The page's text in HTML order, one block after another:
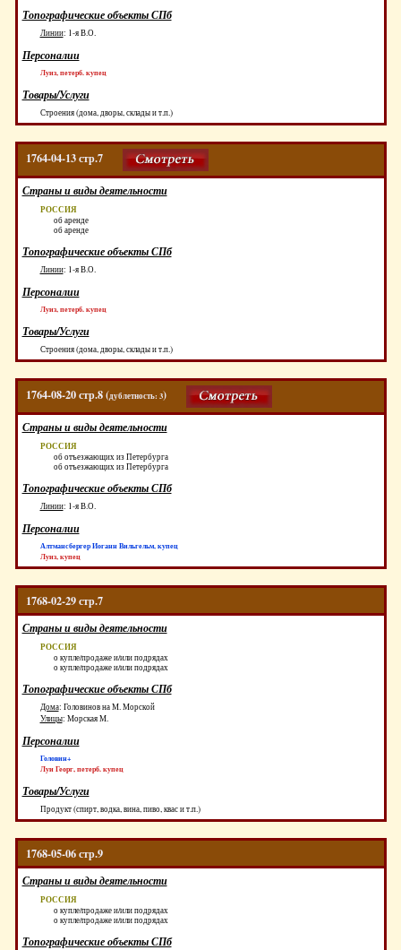
Топографические объекты СПб
Линии: 1-я В.О.
Персоналии
Луиз, петерб. купец
Товары/Услуги
Строения (дома, дворы, склады и т.п.)
1764-04-13 стр.7
Страны и виды деятельности
РОССИЯ
об аренде
об аренде
Топографические объекты СПб
Линии: 1-я В.О.
Персоналии
Луиз, петерб. купец
Товары/Услуги
Строения (дома, дворы, склады и т.п.)
1764-08-20 стр.8 (дублетность: 3)
Страны и виды деятельности
РОССИЯ
об отъезжающих из Петербурга
об отъезжающих из Петербурга
Топографические объекты СПб
Линии: 1-я В.О.
Персоналии
Алтмансбергер Иоганн Вильгельм, купец
Луиз, купец
1768-02-29 стр.7
Страны и виды деятельности
РОССИЯ
о купле/продаже и/или подрядах
о купле/продаже и/или подрядах
Топографические объекты СПб
Дома: Головинов на М. Морской
Улицы: Морская М.
Персоналии
Головин+
Луи Георг, петерб. купец
Товары/Услуги
Продукт (спирт, водка, вина, пиво, квас и т.п.)
1768-05-06 стр.9
Страны и виды деятельности
РОССИЯ
о купле/продаже и/или подрядах
о купле/продаже и/или подрядах
Топографические объекты СПб